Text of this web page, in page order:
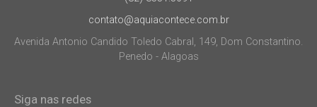
contato@aquiacontece.com.br
Avenida Antonio Candido Toledo Cabral, 149, Dom Constantino.
Penedo - Alagoas
Siga nas redes